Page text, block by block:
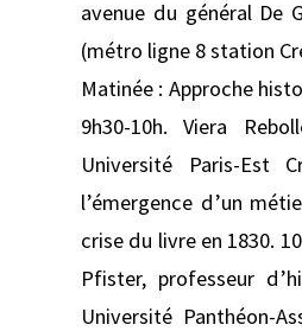
avenue du général De
(métro ligne 8 station
Matinée : Approche
9h30-10h. Viera
Université Paris-Est
l’émergence d’un
crise du livre en 1830.
Pfister, professeur
Université Panthéon-